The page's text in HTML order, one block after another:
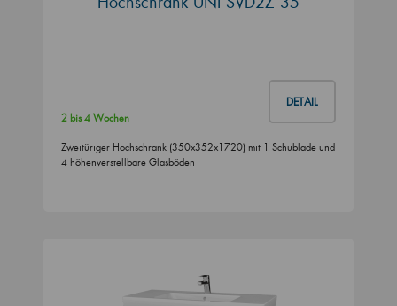
DETAIL
2 bis 4 Wochen
Zweitüriger Hochschrank (350x352x1720) mit 1 Schublade und
4 höhenverstellbare Glasböden